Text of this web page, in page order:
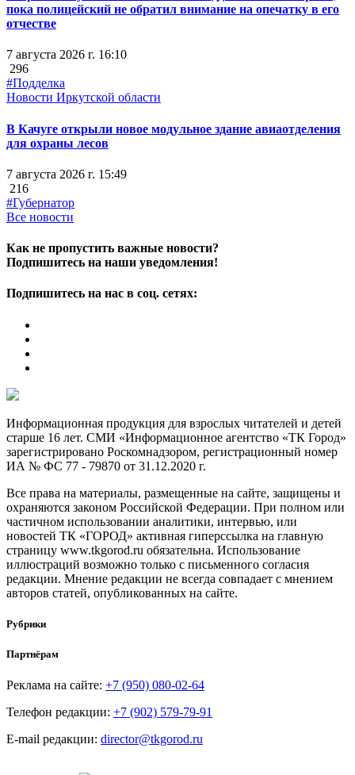
пока полицейский не обратил внимание на опечатку в его
отчестве
7 августа 2026 г. 16:10
296
#Подделка
Новости Иркутской области
В Качуге открыли новое модульное здание авиаотделения
для охраны лесов
7 августа 2026 г. 15:49
216
#Губернатор
Все новости
Как не пропустить важные новости?
Подпишитесь на наши уведомления!
Подпишитесь на нас в соц. сетях:
Информационная продукция для взрослых читателей и детей
старше 16 лет. СМИ «Информационное агентство «ТК Город»
зарегистрировано Роскомнадзором, регистрационный номер
ИА № ФС 77 - 79870 от 31.12.2020 г.
Все права на материалы, размещенные на сайте, защищены и
охраняются законом Российской Федерации. При полном или
частичном использовании аналитики, интервью, или
новостей ТК «ГОРОД» активная гиперссылка на главную
страницу www.tkgorod.ru обязательна. Использование
иллюстраций возможно только с письменного согласия
редакции. Мнение редакции не всегда совпадает с мнением
авторов статей, опубликованных на сайте.
Рубрики
Партнёрам
Реклама на сайте: +7 (950) 080-02-64
Телефон редакции: +7 (902) 579-79-91
E-mail редакции: director@tkgorod.ru